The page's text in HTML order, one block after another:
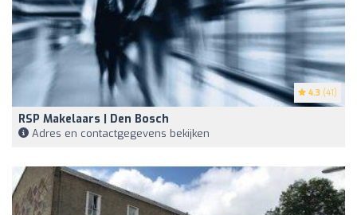
4.3 (41)
RSP Makelaars | Den Bosch
Adres en contactgegevens bekijken